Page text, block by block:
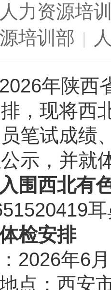
力资源培
培训部 |
年陕西
，现将西
笔试成绩
示，并就
围西北有
检安排
2026年6
点：西安